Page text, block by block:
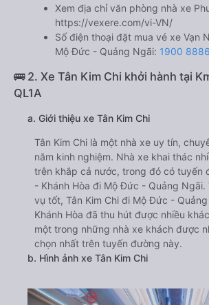
Xem địa chỉ văn phòng nhà xe
https://vexere.com/vi-VN/
Số điện thoại đặt mua vé xe Vạn
Mộ Đức - Quảng Ngãi: 1900
🚌 2. Xe Tân Kim Chi khởi hành tại
QL1A
a. Giới thiệu xe Tân Kim Chi
Tân Kim Chi là một nhà xe uy tín,
năm kinh nghiệm. Nhà xe khai thác
trên khắp cả nước, trong đó có tuyến
- Khánh Hòa đi Mộ Đức - Quảng Ngãi.
vụ tốt, Tân Kim Chi đi Mộ Đức -
Khánh Hòa đã thu hút được nhiều
một trong những nhà xe khách được
chọn nhất trên tuyến đường này.
b. Hình ảnh xe Tân Kim Chi